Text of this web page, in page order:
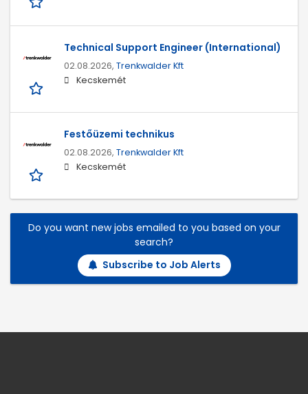
Technical Support Engineer (International)
02.08.2026, Trenkwalder Kft
Kecskemét
Festőüzemi technikus
02.08.2026, Trenkwalder Kft
Kecskemét
Do you want new jobs emailed to you based on your
search?
Subscribe to Job Alerts